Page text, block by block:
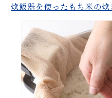
炊飯器を使ったもち米の